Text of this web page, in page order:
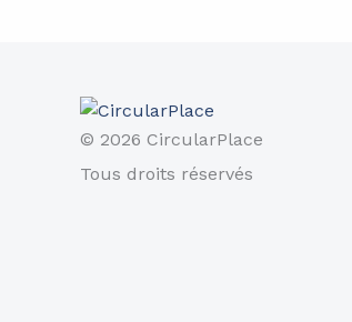
© 2026 CircularPlace
Tous droits réservés